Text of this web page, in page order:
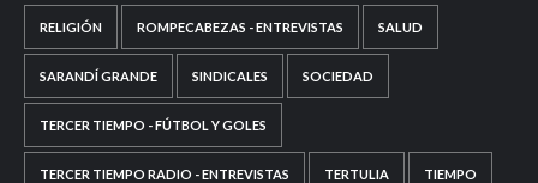
RELIGIÓN ROMPECABEZAS - ENTREVISTAS SALUD
SARANDÍ GRANDE SINDICALES SOCIEDAD
TERCER TIEMPO - FÚTBOL Y GOLES
TERCER TIEMPO RADIO - ENTREVISTAS TERTULIA TIEMPO